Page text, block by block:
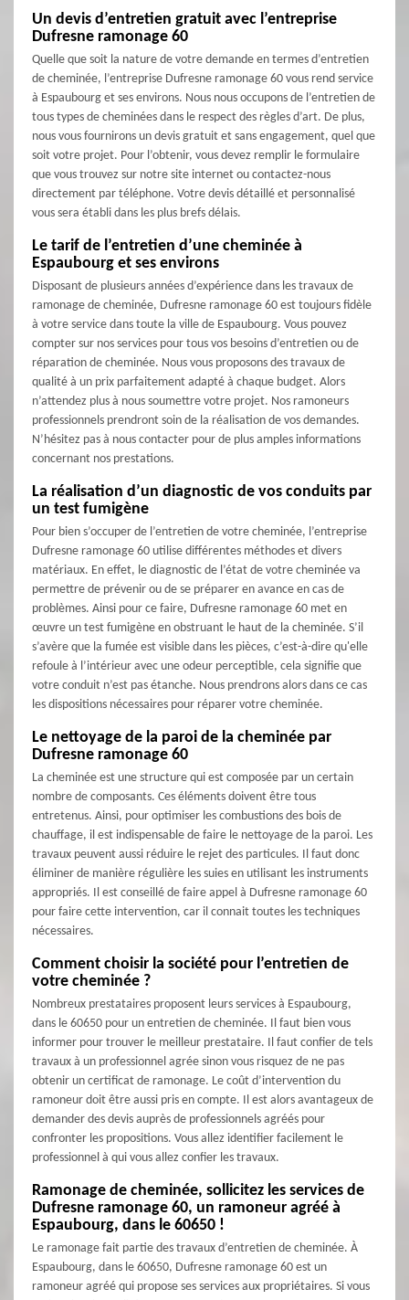
Un devis d’entretien gratuit avec l’entreprise
Dufresne ramonage 60
Quelle que soit la nature de votre demande en termes d’entretien
de cheminée, l’entreprise Dufresne ramonage 60 vous rend service
à Espaubourg et ses environs. Nous nous occupons de l’entretien de
tous types de cheminées dans le respect des règles d’art. De plus,
nous vous fournirons un devis gratuit et sans engagement, quel que
soit votre projet. Pour l’obtenir, vous devez remplir le formulaire
que vous trouvez sur notre site internet ou contactez-nous
directement par téléphone. Votre devis détaillé et personnalisé
vous sera établi dans les plus brefs délais.
Le tarif de l’entretien d’une cheminée à
Espaubourg et ses environs
Disposant de plusieurs années d’expérience dans les travaux de
ramonage de cheminée, Dufresne ramonage 60 est toujours fidèle
à votre service dans toute la ville de Espaubourg. Vous pouvez
compter sur nos services pour tous vos besoins d’entretien ou de
réparation de cheminée. Nous vous proposons des travaux de
qualité à un prix parfaitement adapté à chaque budget. Alors
n’attendez plus à nous soumettre votre projet. Nos ramoneurs
professionnels prendront soin de la réalisation de vos demandes.
N’hésitez pas à nous contacter pour de plus amples informations
concernant nos prestations.
La réalisation d’un diagnostic de vos conduits par
un test fumigène
Pour bien s’occuper de l’entretien de votre cheminée, l’entreprise
Dufresne ramonage 60 utilise différentes méthodes et divers
matériaux. En effet, le diagnostic de l’état de votre cheminée va
permettre de prévenir ou de se préparer en avance en cas de
problèmes. Ainsi pour ce faire, Dufresne ramonage 60 met en
œuvre un test fumigène en obstruant le haut de la cheminée. S’il
s’avère que la fumée est visible dans les pièces, c’est-à-dire qu'elle
refoule à l’intérieur avec une odeur perceptible, cela signifie que
votre conduit n’est pas étanche. Nous prendrons alors dans ce cas
les dispositions nécessaires pour réparer votre cheminée.
Le nettoyage de la paroi de la cheminée par
Dufresne ramonage 60
La cheminée est une structure qui est composée par un certain
nombre de composants. Ces éléments doivent être tous
entretenus. Ainsi, pour optimiser les combustions des bois de
chauffage, il est indispensable de faire le nettoyage de la paroi. Les
travaux peuvent aussi réduire le rejet des particules. Il faut donc
éliminer de manière régulière les suies en utilisant les instruments
appropriés. Il est conseillé de faire appel à Dufresne ramonage 60
pour faire cette intervention, car il connait toutes les techniques
nécessaires.
Comment choisir la société pour l’entretien de
votre cheminée ?
Nombreux prestataires proposent leurs services à Espaubourg,
dans le 60650 pour un entretien de cheminée. Il faut bien vous
informer pour trouver le meilleur prestataire. Il faut confier de tels
travaux à un professionnel agrée sinon vous risquez de ne pas
obtenir un certificat de ramonage. Le coût d’intervention du
ramoneur doit être aussi pris en compte. Il est alors avantageux de
demander des devis auprès de professionnels agréés pour
confronter les propositions. Vous allez identifier facilement le
professionnel à qui vous allez confier les travaux.
Ramonage de cheminée, sollicitez les services de
Dufresne ramonage 60, un ramoneur agréé à
Espaubourg, dans le 60650 !
Le ramonage fait partie des travaux d’entretien de cheminée. À
Espaubourg, dans le 60650, Dufresne ramonage 60 est un
ramoneur agréé qui propose ses services aux propriétaires. Si vous